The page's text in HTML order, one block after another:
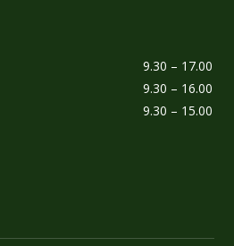
9.30 – 17.00
​9.30 – 16.00
​9.30 – 15.00